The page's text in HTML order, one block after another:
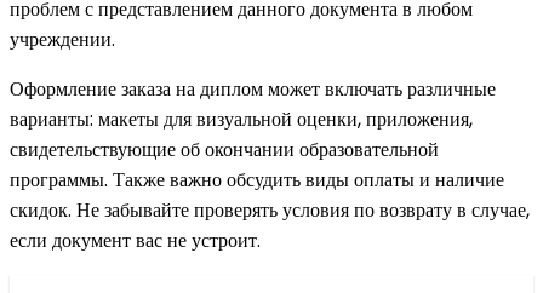
проблем с представлением данного документа в любом
учреждении.
Оформление заказа на диплом может включать различные
варианты: макеты для визуальной оценки, приложения,
свидетельствующие об окончании образовательной
программы. Также важно обсудить виды оплаты и наличие
скидок. Не забывайте проверять условия по возврату в случае,
если документ вас не устроит.